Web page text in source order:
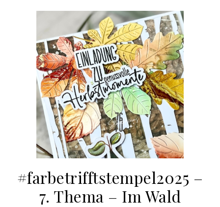
#farbetrifftstempel2025 –
7. Thema – Im Wald